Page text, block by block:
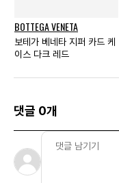
BOTTEGA VENETA
보테가 베네타 지퍼 카드 케
이스 다크 레드
댓글 0개